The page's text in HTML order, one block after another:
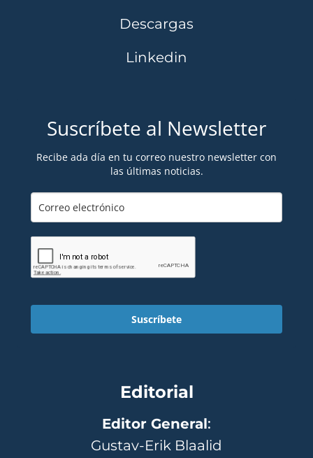
Descargas
Linkedin
Suscríbete al Newsletter
Recibe ada día en tu correo nuestro newsletter con
las últimas noticias.
Suscríbete
Editorial
Editor General:
Gustav-Erik Blaalid